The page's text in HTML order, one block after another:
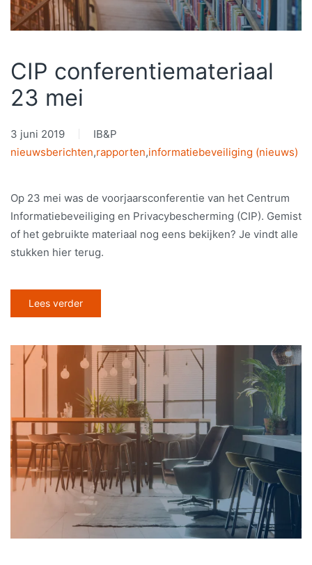
CIP conferentiemateriaal
23 mei
3 juni 2019
IB&P
nieuwsberichten,rapporten,informatiebeveiliging (nieuws)
Op 23 mei was de voorjaarsconferentie van het Centrum
Informatiebeveiliging en Privacybescherming (CIP). Gemist
of het gebruikte materiaal nog eens bekijken? Je vindt alle
stukken hier terug.
Lees verder